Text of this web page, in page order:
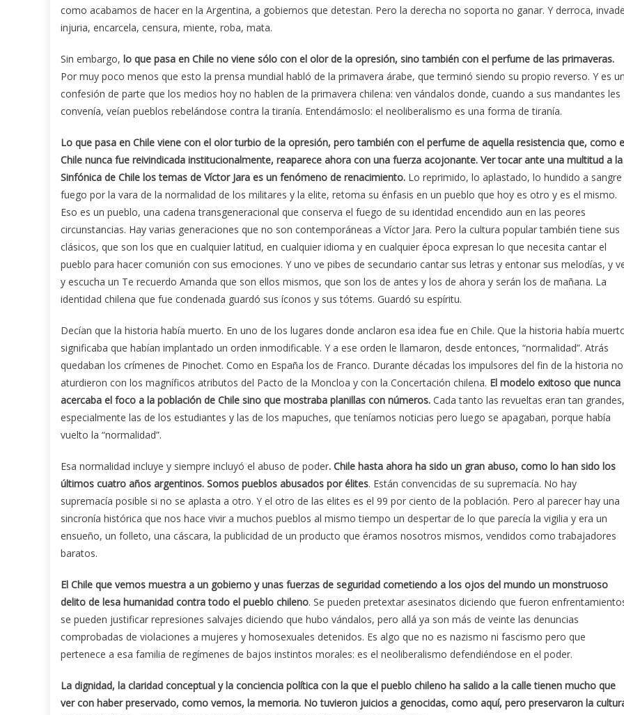
como acabamos de hacer en la Argentina, a gobiernos que detestan. Pero la derecha no soporta no ganar. Y derroca,
injuria, encarcela, censura, miente, roba, mata.
Sin embargo, lo que pasa en Chile no viene sólo con el olor de la opresión, sino también con el perfume de las primaveras.
Por muy poco menos que esto la prensa mundial habló de la primavera árabe, que terminó siendo su propio reverso. Y es
confesión de parte que los medios hoy no hablen de la primavera chilena: ven vándalos donde, cuando a sus mandantes les
convenía, veían pueblos rebelándose contra la tiranía. Entendámoslo: el neoliberalismo es una forma de tiranía.
Lo que pasa en Chile viene con el olor turbio de la opresión, pero también con el perfume de aquella resistencia que, como
Chile nunca fue reivindicada institucionalmente, reaparece ahora con una fuerza acojonante. Ver tocar ante una multitud a la
Sinfónica de Chile los temas de Víctor Jara es un fenómeno de renacimiento. Lo reprimido, lo aplastado, lo hundido a sangre
fuego por la vara de la normalidad de los militares y la elite, retoma su énfasis en un pueblo que hoy es otro y es el mismo.
Eso es un pueblo, una cadena transgeneracional que conserva el fuego de su identidad encendido aun en las peores
circunstancias. Hay varias generaciones que no son contemporáneas a Víctor Jara. Pero la cultura popular también tiene sus
clásicos, que son los que en cualquier latitud, en cualquier idioma y en cualquier época expresan lo que necesita cantar el
pueblo para hacer comunión con sus emociones. Y uno ve pibes de secundario cantar sus letras y entonar sus melodías, y
y escucha un Te recuerdo Amanda que son ellos mismos, que son los de antes y los de ahora y serán los de mañana. La
identidad chilena que fue condenada guardó sus íconos y sus tótems. Guardó su espíritu.
Decían que la historia había muerto. En uno de los lugares donde anclaron esa idea fue en Chile. Que la historia había
significaba que habían implantado un orden inmodificable. Y a ese orden le llamaron, desde entonces, “normalidad”. Atrás
quedaban los crímenes de Pinochet. Como en España los de Franco. Durante décadas los impulsores del fin de la historia
aturdieron con los magníficos atributos del Pacto de la Moncloa y con la Concertación chilena. El modelo exitoso que nunca
acercaba el foco a la población de Chile sino que mostraba planillas con números. Cada tanto las revueltas eran tan grandes,
especialmente las de los estudiantes y las de los mapuches, que teníamos noticias pero luego se apagaban, porque había
vuelto la “normalidad”.
Esa normalidad incluye y siempre incluyó el abuso de poder. Chile hasta ahora ha sido un gran abuso, como lo han sido los
últimos cuatro años argentinos. Somos pueblos abusados por élites. Están convencidas de su supremacía. No hay
supremacía posible si no se aplasta a otro. Y el otro de las elites es el 99 por ciento de la población. Pero al parecer hay una
sincronía histórica que nos hace vivir a muchos pueblos al mismo tiempo un despertar de lo que parecía la vigilia y era un
ensueño, un folleto, una cáscara, la publicidad de un producto que éramos nosotros mismos, vendidos como trabajadores
baratos.
El Chile que vemos muestra a un gobierno y unas fuerzas de seguridad cometiendo a los ojos del mundo un monstruoso
delito de lesa humanidad contra todo el pueblo chileno. Se pueden pretextar asesinatos diciendo que fueron
se pueden justificar represiones salvajes diciendo que hubo vándalos, pero allá ya son más de veinte las denuncias
comprobadas de violaciones a mujeres y homosexuales detenidos. Es algo que no es nazismo ni fascismo pero que
pertenece a esa familia de regímenes de bajos instintos morales: es el neoliberalismo defendiéndose en el poder.
La dignidad, la claridad conceptual y la conciencia política con la que el pueblo chileno ha salido a la calle tienen mucho que
ver con haber preservado, como vemos, la memoria. No tuvieron juicios a genocidas, como aquí, pero preservaron la